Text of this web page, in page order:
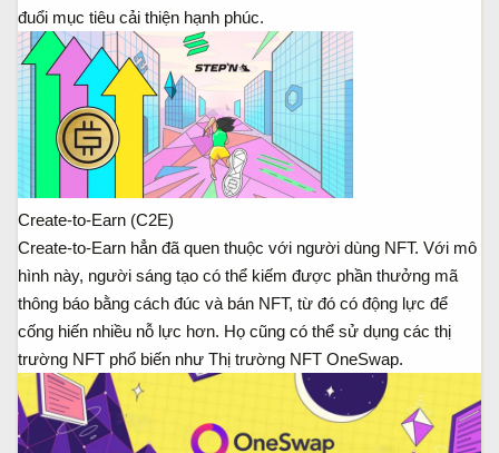
đuổi mục tiêu cải thiện hạnh phúc.
Create-to-Earn (C2E)
Create-to-Earn hẳn đã quen thuộc với người dùng NFT. Với mô
hình này, người sáng tạo có thể kiếm được phần thưởng mã
thông báo bằng cách đúc và bán NFT, từ đó có động lực để
cống hiến nhiều nỗ lực hơn. Họ cũng có thể sử dụng các thị
trường NFT phổ biến như Thị trường NFT OneSwap.